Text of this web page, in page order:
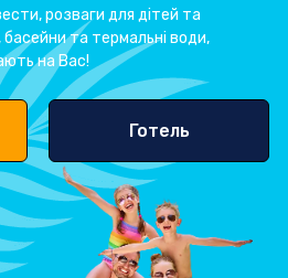
розваги для дітей та
та термальні води,
на Вас!
Готель